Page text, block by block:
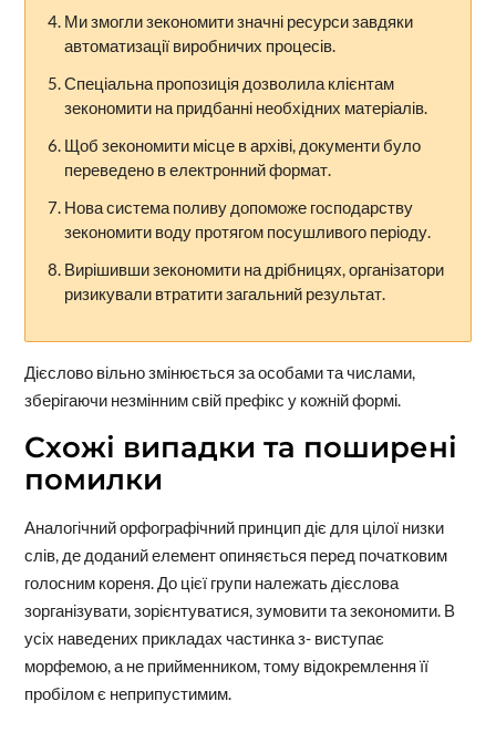
Ми змогли зекономити значні ресурси завдяки
автоматизації виробничих процесів.
Спеціальна пропозиція дозволила клієнтам
зекономити на придбанні необхідних матеріалів.
Щоб зекономити місце в архіві, документи було
переведено в електронний формат.
Нова система поливу допоможе господарству
зекономити воду протягом посушливого періоду.
Вирішивши зекономити на дрібницях, організатори
ризикували втратити загальний результат.
Дієслово вільно змінюється за особами та числами,
зберігаючи незмінним свій префікс у кожній формі.
Схожі випадки та поширені
помилки
Аналогічний орфографічний принцип діє для цілої низки
слів, де доданий елемент опиняється перед початковим
голосним кореня. До цієї групи належать дієслова
зорганізувати, зорієнтуватися, зумовити та зекономити. В
усіх наведених прикладах частинка з- виступає
морфемою, а не прийменником, тому відокремлення її
пробілом є неприпустимим.